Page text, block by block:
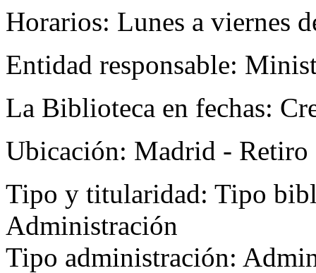
Horarios: Lunes a viernes
Entidad responsable:
La Biblioteca en fechas:
Ubicación: Madrid - Retiro
Tipo y titularidad: Tipo
Administración
Tipo administración: